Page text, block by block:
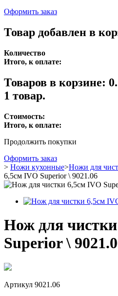
Оформить заказ
Товар добавлен в
Количество
Итого, к оплате:
Товаров в корзине: 0.
1 товар.
Стоимость:
Итого, к оплате:
Продолжить покупки
Оформить заказ
> Ножи кухонные>Ножи для
6,5см IVO Superior \ 9021.06
Нож для
Superior \
Артикул 9021.06